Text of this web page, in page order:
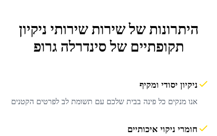
היתרונות של שירותשירותי ניקיון
תקופתיים של סינדרלה גרופ
ניקיון יסודי ומקיף
אנו מנקים כל פינה בבית שלכם עם תשומת לב לפרטים הקטנים
חומרי ניקוי איכותיים